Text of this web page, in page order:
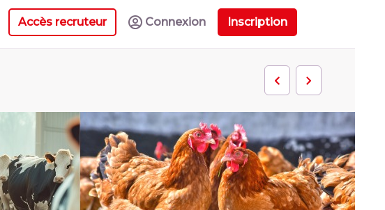
Accès recruteur Connexion Inscription